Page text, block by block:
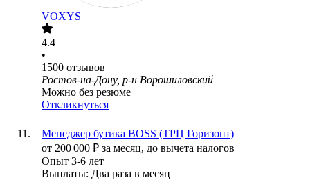
VOXYS
4.4
•
1500 отзывов
Ростов-на-Дону, р-н Ворошиловский
Можно без резюме
Откликнуться
Менеджер бутика BOSS (ТРЦ Горизонт)
от 200 000 ₽ за месяц, до вычета налогов
Опыт 3-6 лет
Выплаты: Два раза в месяц